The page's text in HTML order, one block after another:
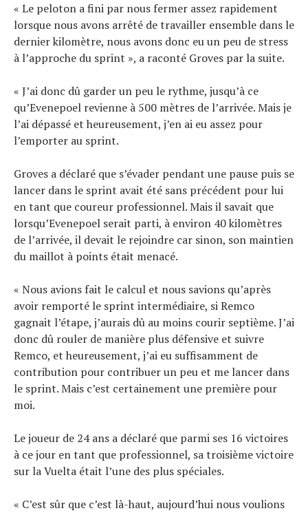
« Le peloton a fini par nous fermer assez rapidement
lorsque nous avons arrêté de travailler ensemble dans le
dernier kilomètre, nous avons donc eu un peu de stress
à l’approche du sprint », a raconté Groves par la suite.
« J’ai donc dû garder un peu le rythme, jusqu’à ce
qu’Evenepoel revienne à 500 mètres de l’arrivée. Mais je
l’ai dépassé et heureusement, j’en ai eu assez pour
l’emporter au sprint.
Groves a déclaré que s’évader pendant une pause puis se
lancer dans le sprint avait été sans précédent pour lui
en tant que coureur professionnel. Mais il savait que
lorsqu’Evenepoel serait parti, à environ 40 kilomètres
de l’arrivée, il devait le rejoindre car sinon, son maintien
du maillot à points était menacé.
« Nous avions fait le calcul et nous savions qu’après
avoir remporté le sprint intermédiaire, si Remco
gagnait l’étape, j’aurais dû au moins courir septième. J’ai
donc dû rouler de manière plus défensive et suivre
Remco, et heureusement, j’ai eu suffisamment de
contribution pour contribuer un peu et me lancer dans
le sprint. Mais c’est certainement une première pour
moi.
Le joueur de 24 ans a déclaré que parmi ses 16 victoires
à ce jour en tant que professionnel, sa troisième victoire
sur la Vuelta était l’une des plus spéciales.
« C’est sûr que c’est là-haut, aujourd’hui nous voulions